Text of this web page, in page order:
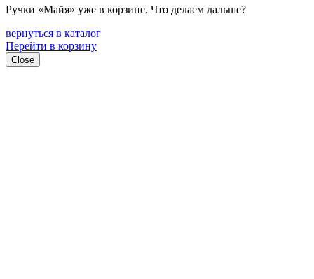
Ручки «Майя» уже в корзине. Что делаем дальше?
вернуться в каталог
Перейти в корзину
Close